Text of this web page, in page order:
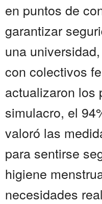
en puntos de
garantizar
una
con colectivos
actualizaron los
simulacro, el
valoró las
para sentirse
higiene
necesidades